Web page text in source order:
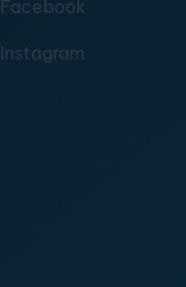
Facebook
Instagram